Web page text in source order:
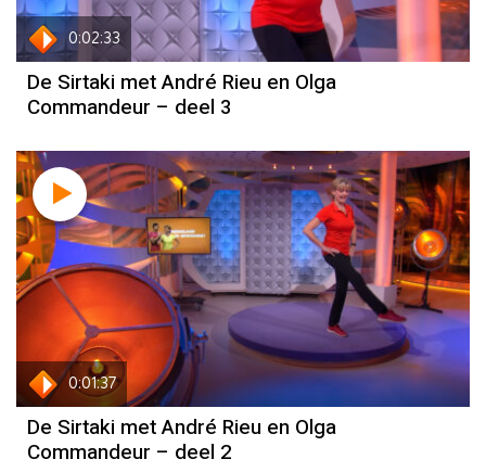
0:02:33
De Sirtaki met André Rieu en Olga
Commandeur – deel 3
0:01:37
De Sirtaki met André Rieu en Olga
Commandeur – deel 2